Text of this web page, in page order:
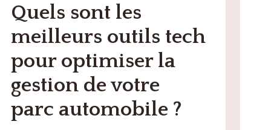
Quels sont les
meilleurs outils tech
pour optimiser la
gestion de votre
parc automobile ?